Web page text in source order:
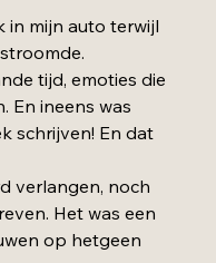
in mijn auto terwijl
tijd, emoties die
En ineens was
schrijven! En dat
verlangen, noch
Het was een
op hetgeen